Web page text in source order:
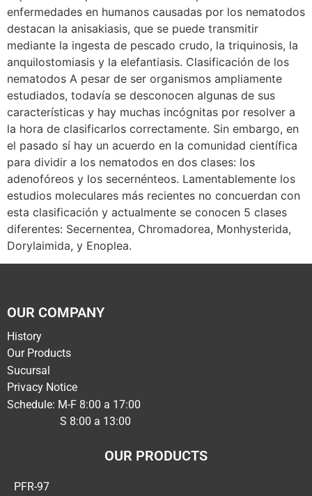
enfermedades en humanos causadas por los nematodos
destacan la anisakiasis, que se puede transmitir
mediante la ingesta de pescado crudo, la triquinosis, la
anquilostomiasis y la elefantiasis. Clasificación de los
nematodos A pesar de ser organismos ampliamente
estudiados, todavía se desconocen algunas de sus
características y hay muchas incógnitas por resolver a
la hora de clasificarlos correctamente. Sin embargo, en
el pasado sí hay un acuerdo en la comunidad científica
para dividir a los nematodos en dos clases: los
adenofóreos y los secernénteos. Lamentablemente los
estudios moleculares más recientes no concuerdan con
esta clasificación y actualmente se conocen 5 clases
diferentes: Secernentea, Chromadorea, Monhysterida,
Dorylaimida, y Enoplea.
OUR COMPANY
History
Our Products
Sucursal
Privacy Notice
Schedule: M-F 8:00 a 17:00
S 8:00 a 13:00
OUR PRODUCTS
PFR-97